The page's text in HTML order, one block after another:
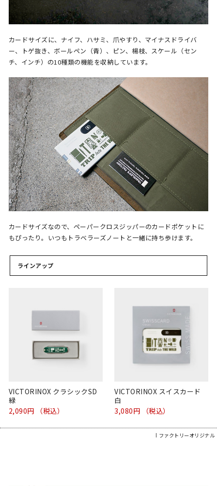
カードサイズに、ナイフ、ハサミ、爪やすり、マイナスドライバ
ー、トゲ抜き、ボールペン（青）、ピン、楊枝、スケール（セン
チ、インチ）の10種類の機能を収納しています。
カードサイズなので、ペーパークロスジッパーのカードポケットに
もぴったり。いつもトラベラーズノートと一緒に持ち歩けます。
ラインアップ
VICTORINOX クラシックSD
緑
2,090円 （税込）
VICTORINOX スイスカード
白
3,080円 （税込）
ファクトリーオリジナル